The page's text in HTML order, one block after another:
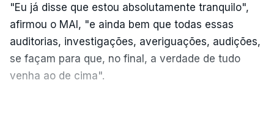
"Eu já disse que estou absolutamente tranquilo",
afirmou o MAI, "e ainda bem que todas essas
auditorias, investigações, averiguações, audições,
se façam para que, no final, a verdade de tudo
venha ao de cima".